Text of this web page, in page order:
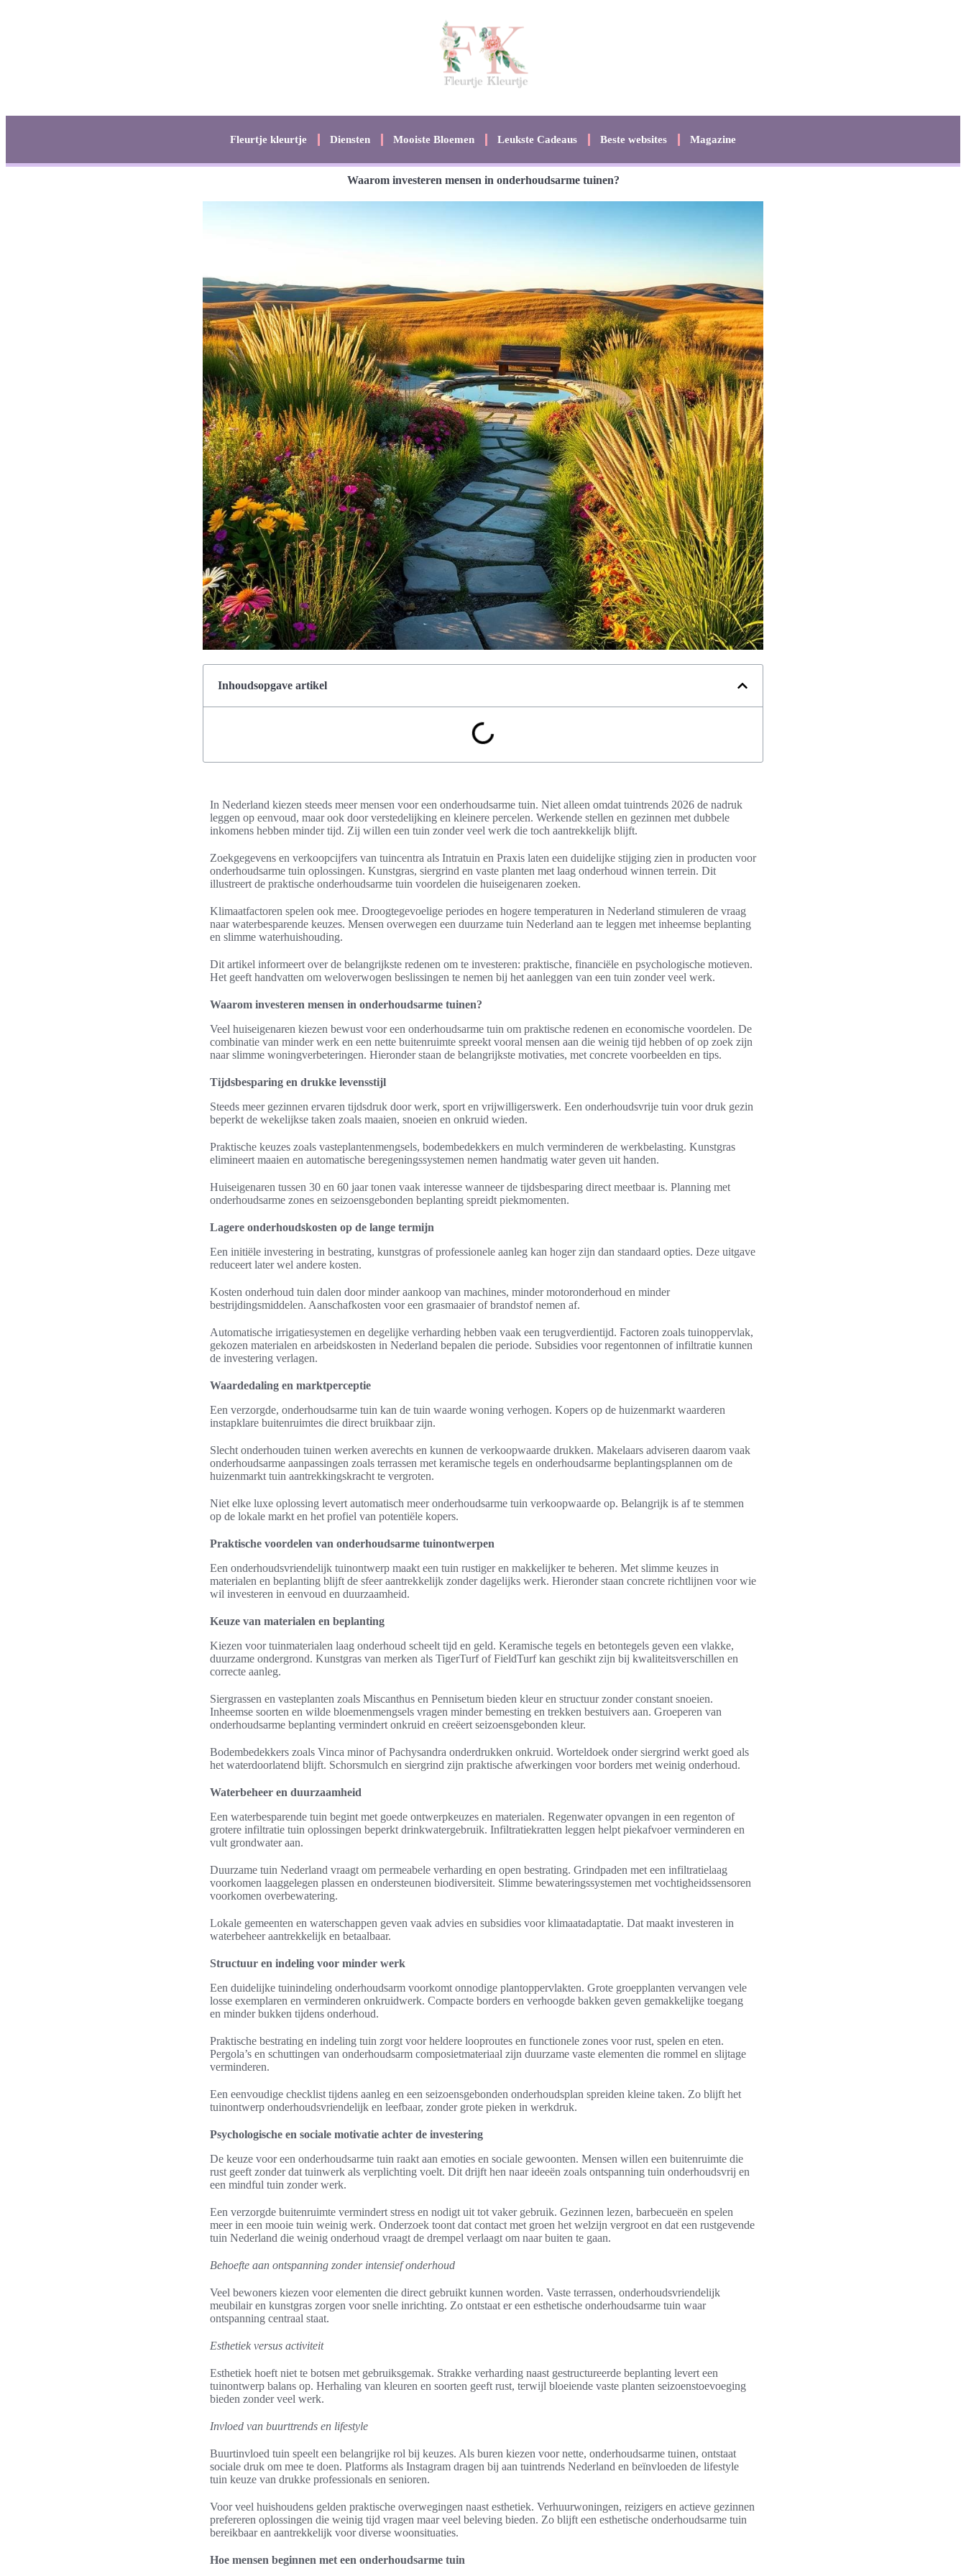
Fleurtje kleurtje Diensten Mooiste Bloemen Leukste Cadeaus Beste websites Magazine
Waarom investeren mensen in onderhoudsarme tuinen?
Inhoudsopgave artikel
In Nederland kiezen steeds meer mensen voor een onderhoudsarme tuin. Niet alleen omdat tuintrends 2026 de nadruk
leggen op eenvoud, maar ook door verstedelijking en kleinere percelen. Werkende stellen en gezinnen met dubbele
inkomens hebben minder tijd. Zij willen een tuin zonder veel werk die toch aantrekkelijk blijft.
Zoekgegevens en verkoopcijfers van tuincentra als Intratuin en Praxis laten een duidelijke stijging zien in producten voor
onderhoudsarme tuin oplossingen. Kunstgras, siergrind en vaste planten met laag onderhoud winnen terrein. Dit
illustreert de praktische onderhoudsarme tuin voordelen die huiseigenaren zoeken.
Klimaatfactoren spelen ook mee. Droogtegevoelige periodes en hogere temperaturen in Nederland stimuleren de vraag
naar waterbesparende keuzes. Mensen overwegen een duurzame tuin Nederland aan te leggen met inheemse beplanting
en slimme waterhuishouding.
Dit artikel informeert over de belangrijkste redenen om te investeren: praktische, financiële en psychologische motieven.
Het geeft handvatten om weloverwogen beslissingen te nemen bij het aanleggen van een tuin zonder veel werk.
Waarom investeren mensen in onderhoudsarme tuinen?
Veel huiseigenaren kiezen bewust voor een onderhoudsarme tuin om praktische redenen en economische voordelen. De
combinatie van minder werk en een nette buitenruimte spreekt vooral mensen aan die weinig tijd hebben of op zoek zijn
naar slimme woningverbeteringen. Hieronder staan de belangrijkste motivaties, met concrete voorbeelden en tips.
Tijdsbesparing en drukke levensstijl
Steeds meer gezinnen ervaren tijdsdruk door werk, sport en vrijwilligerswerk. Een onderhoudsvrije tuin voor druk gezin
beperkt de wekelijkse taken zoals maaien, snoeien en onkruid wieden.
Praktische keuzes zoals vasteplantenmengsels, bodembedekkers en mulch verminderen de werkbelasting. Kunstgras
elimineert maaien en automatische beregeningssystemen nemen handmatig water geven uit handen.
Huiseigenaren tussen 30 en 60 jaar tonen vaak interesse wanneer de tijdsbesparing direct meetbaar is. Planning met
onderhoudsarme zones en seizoensgebonden beplanting spreidt piekmomenten.
Lagere onderhoudskosten op de lange termijn
Een initiële investering in bestrating, kunstgras of professionele aanleg kan hoger zijn dan standaard opties. Deze uitgave
reduceert later wel andere kosten.
Kosten onderhoud tuin dalen door minder aankoop van machines, minder motoronderhoud en minder
bestrijdingsmiddelen. Aanschafkosten voor een grasmaaier of brandstof nemen af.
Automatische irrigatiesystemen en degelijke verharding hebben vaak een terugverdientijd. Factoren zoals tuinoppervlak,
gekozen materialen en arbeidskosten in Nederland bepalen die periode. Subsidies voor regentonnen of infiltratie kunnen
de investering verlagen.
Waardedaling en marktperceptie
Een verzorgde, onderhoudsarme tuin kan de tuin waarde woning verhogen. Kopers op de huizenmarkt waarderen
instapklare buitenruimtes die direct bruikbaar zijn.
Slecht onderhouden tuinen werken averechts en kunnen de verkoopwaarde drukken. Makelaars adviseren daarom vaak
onderhoudsarme aanpassingen zoals terrassen met keramische tegels en onderhoudsarme beplantingsplannen om de
huizenmarkt tuin aantrekkingskracht te vergroten.
Niet elke luxe oplossing levert automatisch meer onderhoudsarme tuin verkoopwaarde op. Belangrijk is af te stemmen
op de lokale markt en het profiel van potentiële kopers.
Praktische voordelen van onderhoudsarme tuinontwerpen
Een onderhoudsvriendelijk tuinontwerp maakt een tuin rustiger en makkelijker te beheren. Met slimme keuzes in
materialen en beplanting blijft de sfeer aantrekkelijk zonder dagelijks werk. Hieronder staan concrete richtlijnen voor wie
wil investeren in eenvoud en duurzaamheid.
Keuze van materialen en beplanting
Kiezen voor tuinmaterialen laag onderhoud scheelt tijd en geld. Keramische tegels en betontegels geven een vlakke,
duurzame ondergrond. Kunstgras van merken als TigerTurf of FieldTurf kan geschikt zijn bij kwaliteitsverschillen en
correcte aanleg.
Siergrassen en vasteplanten zoals Miscanthus en Pennisetum bieden kleur en structuur zonder constant snoeien.
Inheemse soorten en wilde bloemenmengsels vragen minder bemesting en trekken bestuivers aan. Groeperen van
onderhoudsarme beplanting vermindert onkruid en creëert seizoensgebonden kleur.
Bodembedekkers zoals Vinca minor of Pachysandra onderdrukken onkruid. Worteldoek onder siergrind werkt goed als
het waterdoorlatend blijft. Schorsmulch en siergrind zijn praktische afwerkingen voor borders met weinig onderhoud.
Waterbeheer en duurzaamheid
Een waterbesparende tuin begint met goede ontwerpkeuzes en materialen. Regenwater opvangen in een regenton of
grotere infiltratie tuin oplossingen beperkt drinkwatergebruik. Infiltratiekratten leggen helpt piekafvoer verminderen en
vult grondwater aan.
Duurzame tuin Nederland vraagt om permeabele verharding en open bestrating. Grindpaden met een infiltratielaag
voorkomen laaggelegen plassen en ondersteunen biodiversiteit. Slimme bewateringssystemen met vochtigheidssensoren
voorkomen overbewatering.
Lokale gemeenten en waterschappen geven vaak advies en subsidies voor klimaatadaptatie. Dat maakt investeren in
waterbeheer aantrekkelijk en betaalbaar.
Structuur en indeling voor minder werk
Een duidelijke tuinindeling onderhoudsarm voorkomt onnodige plantoppervlakten. Grote groepplanten vervangen vele
losse exemplaren en verminderen onkruidwerk. Compacte borders en verhoogde bakken geven gemakkelijke toegang
en minder bukken tijdens onderhoud.
Praktische bestrating en indeling tuin zorgt voor heldere looproutes en functionele zones voor rust, spelen en eten.
Pergola’s en schuttingen van onderhoudsarm composietmateriaal zijn duurzame vaste elementen die rommel en slijtage
verminderen.
Een eenvoudige checklist tijdens aanleg en een seizoensgebonden onderhoudsplan spreiden kleine taken. Zo blijft het
tuinontwerp onderhoudsvriendelijk en leefbaar, zonder grote pieken in werkdruk.
Psychologische en sociale motivatie achter de investering
De keuze voor een onderhoudsarme tuin raakt aan emoties en sociale gewoonten. Mensen willen een buitenruimte die
rust geeft zonder dat tuinwerk als verplichting voelt. Dit drijft hen naar ideeën zoals ontspanning tuin onderhoudsvrij en
een mindful tuin zonder werk.
Een verzorgde buitenruimte vermindert stress en nodigt uit tot vaker gebruik. Gezinnen lezen, barbecueën en spelen
meer in een mooie tuin weinig werk. Onderzoek toont dat contact met groen het welzijn vergroot en dat een rustgevende
tuin Nederland die weinig onderhoud vraagt de drempel verlaagt om naar buiten te gaan.
Behoefte aan ontspanning zonder intensief onderhoud
Veel bewoners kiezen voor elementen die direct gebruikt kunnen worden. Vaste terrassen, onderhoudsvriendelijk
meubilair en kunstgras zorgen voor snelle inrichting. Zo ontstaat er een esthetische onderhoudsarme tuin waar
ontspanning centraal staat.
Esthetiek versus activiteit
Esthetiek hoeft niet te botsen met gebruiksgemak. Strakke verharding naast gestructureerde beplanting levert een
tuinontwerp balans op. Herhaling van kleuren en soorten geeft rust, terwijl bloeiende vaste planten seizoenstoevoeging
bieden zonder veel werk.
Invloed van buurttrends en lifestyle
Buurtinvloed tuin speelt een belangrijke rol bij keuzes. Als buren kiezen voor nette, onderhoudsarme tuinen, ontstaat
sociale druk om mee te doen. Platforms als Instagram dragen bij aan tuintrends Nederland en beïnvloeden de lifestyle
tuin keuze van drukke professionals en senioren.
Voor veel huishoudens gelden praktische overwegingen naast esthetiek. Verhuurwoningen, reizigers en actieve gezinnen
prefereren oplossingen die weinig tijd vragen maar veel beleving bieden. Zo blijft een esthetische onderhoudsarme tuin
bereikbaar en aantrekkelijk voor diverse woonsituaties.
Hoe mensen beginnen met een onderhoudsarme tuin